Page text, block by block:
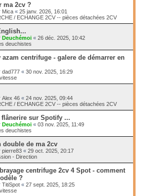
ma 2cv ?
Mica « 25 janv. 2026, 16:01
/ ECHANGE 2CV -- pièces détachées 2CV
Deuchémoi « 26 déc. 2025, 10:42
deuchistes
centrifuge - galere de démarrer en
dad777 « 30 nov. 2025, 16:29
Alex 46 « 24 nov. 2025, 09:44
/ ECHANGE 2CV -- pièces détachées 2CV
sur Spotify ...
Deuchémoi « 03 nov. 2025, 11:49
deuchistes
double de ma 2cv
pierre83 « 29 oct. 2025, 20:17
- Direction
centrifuge 2cv 4 Spot - comment
?
TitiSpot « 27 sept. 2025, 18:25